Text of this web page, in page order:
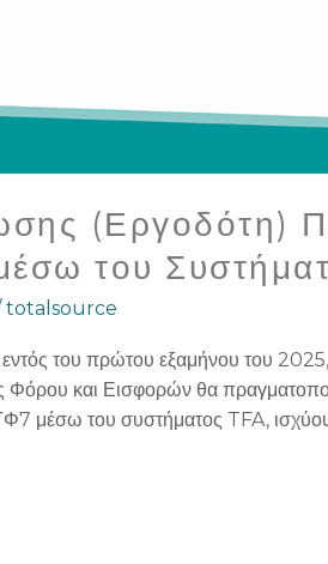
(Εργοδότη)
του
totalsource
εντός του πρώτου εξαμήνου του
και Εισφορών θα
μέσω του συστήματος TFA,